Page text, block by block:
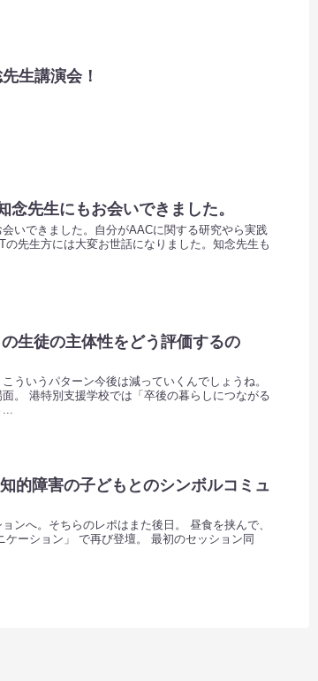
生講演会！
念先生にもお会いできました。
いできました。自分がAACに関する研究やら実践
先生方には大変お世話になりました。知念先生も
生徒の主体性をどう評価するの
ういうパターン今後は減っていくんでしょうね。
。 港特別支援学校では「卒後の暮らしにつながる
的障害の子どもとのシンボルコミュ
ンへ。そちらのレポはまた後日。 昼食を挟んで、
ーション」 で再び登壇。 最初のセッション同